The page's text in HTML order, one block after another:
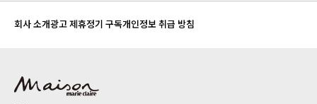
회사 소개광고 제휴정기 구독개인정보 취급 방침